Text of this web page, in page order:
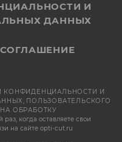
И
ДАННЫХ
КОНФИДЕНЦИАЛЬНОСТИ И
, ПОЛЬЗОВАТЕЛЬСКОГО
ОБРАБОТКУ
раз, когда оставляете свои
на сайте opti-cut.ru